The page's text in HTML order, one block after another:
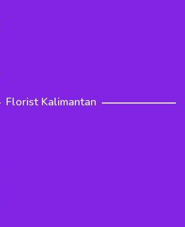
Florist Kalimantan